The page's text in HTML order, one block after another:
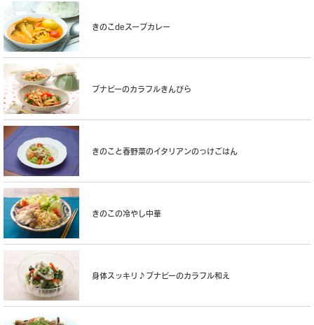
きのこdeスープカレー
ブナピーのカラフルきんぴら
きのこと春野菜のイタリアンのっけごはん
きのこの冷やし中華
身体スッキリ♪ブナピーのカラフル和え